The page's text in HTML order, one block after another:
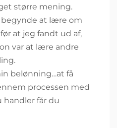
større mening.
begynde at lære om
at jeg fandt ud af,
var at lære andre
belønning…at få
processen med
handler får du